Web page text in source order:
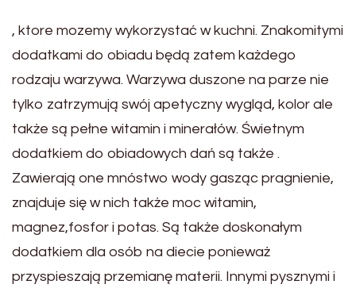
, ktore mozemy wykorzystać w kuchni. Znakomitymi
dodatkami do obiadu będą zatem każdego
rodzaju warzywa. Warzywa duszone na parze nie
tylko zatrzymują swój apetyczny wygląd, kolor ale
także są pełne witamin i minerałów. Świetnym
dodatkiem do obiadowych dań są także .
Zawierają one mnóstwo wody gasząc pragnienie,
znajduje się w nich także moc witamin,
magnez,fosfor i potas. Są także doskonałym
dodatkiem dla osób na diecie ponieważ
przyspieszają przemianę materii. Innymi pysznymi i